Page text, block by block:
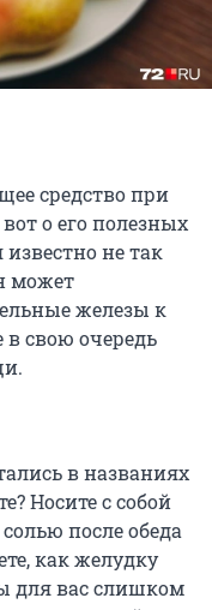
средство при
о его полезных
не так
может
железы к
свою очередь
в названиях
Носите с собой
после обеда
как желудку
для вас слишком